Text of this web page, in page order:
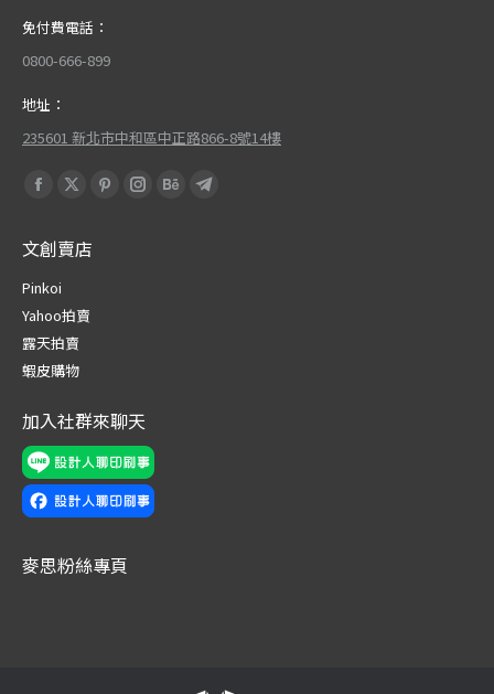
免付費電話：
0800-666-899
地址：
235601 新北市中和區中正路866-8號14樓
Find us on:
Facebook
opens
in
new
window
X
opens
new
window
PinterestInstagram
BehanceTelegram
文創賣店
Pinkoi
Yahoo拍賣
露天拍賣
蝦皮購物
加入社群來聊天
麥思粉絲專頁